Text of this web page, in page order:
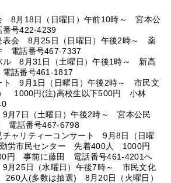
8月18日（日曜日）午前10時～ 宮本公
号422-4239
表会 8月25日（日曜日）午後2時～ 薬
電話番号467-7337
ル 8月31日（土曜日）午後1時～ 新高
話番号461-1817
ト 9月1日（日曜日）午後2時～ 市民文
1000円(注)高校生以下500円 小林
月7日（土曜日）午後2時～ 宮本公民
話番号467-6798
チャリティーコンサート 9月8日（日曜
労市民センター 先着400人 1000円
円 事前に藤田 電話番号461-4201へ
月25日（水曜日）午後7時～ 市民文化
人(多数は抽選) 8月20日（火曜日）